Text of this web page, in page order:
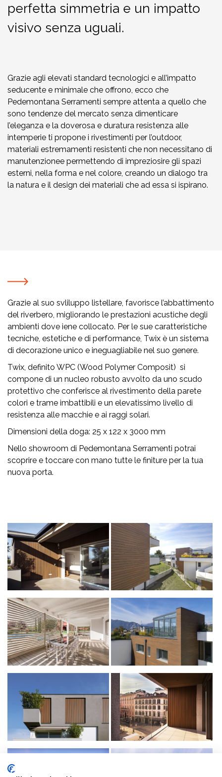
perfetta simmetria e un impatto
visivo senza uguali.
Grazie agli elevati standard tecnologici e all’impatto
seducente e minimale che offrono, ecco che
Pedemontana Serramenti sempre attenta a quello che
sono tendenze del mercato senza dimenticare
l’eleganza e la doverosa e duratura resistenza alle
intemperie ti propone i rivestimenti per l’outdoor,
materiali estremamenti resistenti che non necessitano di
manutenzionee permettendo di impreziosire gli spazi
esterni, nella forma e nel colore, creando un dialogo tra
la natura e il design dei materiali che ad essa si ispirano.
Grazie al suo svliluppo listellare, favorisce l’abbattimento
del riverbero, migliorando le prestazioni acustiche degli
ambienti dove iene collocato. Per le sue caratteristiche
tecniche, estetiche e di performance, Twix è un sistema
di decorazione unico e ineguagliabile nel suo genere.
Twix, definito WPC (Wood Polymer Composit) si
compone di un nucleo robusto avvolto da uno scudo
protettivo che conferisce al rivestimento della parete
colori e trame imbattibili e un elevatissimo livello di
resistenza alle macchie e ai raggi solari.
Dimensioni della doga: 25 x 122 x 3000 mm
Nello showroom di Pedemontana Serramenti potrai
scoprire e toccare con mano tutte le finiture per la tua
nuova porta.